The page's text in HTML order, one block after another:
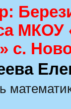
МКОУ
с.